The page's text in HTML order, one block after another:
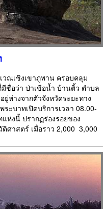
วณเชิงเขาภูพาน ครอบคลุม
อว่า ป่าเขือน้ำ บ้านติ้ว ตำบล
ยู่ห่างจากตัวจังหวัดระยะทาง
ะบาทเปิดบริการเวลา 08.00-
ห่งนี้ ปรากฏร่องรอยของ
าสตร์ เมื่อราว 2,000  3,000